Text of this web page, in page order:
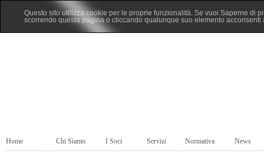
Questo sito utilizza cookie per le proprie funzionalità. Se vuoi Saperne di
scorrendo questa pagina o cliccando qualunque suo elemento acconsenti
Home Chi Siamo I Soci Servizi Normativa News